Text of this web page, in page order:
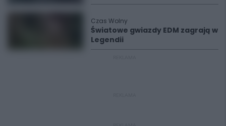
Czas Wolny
Światowe gwiazdy EDM zagrają w
Legendii